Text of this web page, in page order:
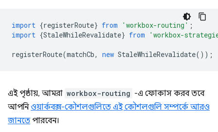
import {registerRoute} from 'workbox-routing' ;
import {StaleWhileRevalidate} from 'workbox-
registerRoute(matchCb, new StaleWhileRevalidate());
এই পৃষ্ঠায়, আমরা workbox-routing -এ ফোকাস করব তবে
আপনিওয়ার্কবক্স-কৌশলগুলিতে এই কৌশলগুলি সম্পর্কে আরও
জানতে পারবেন।